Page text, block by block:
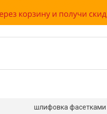
шлифовка фасетками